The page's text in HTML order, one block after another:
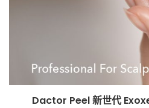
Dactor Peel 新世代